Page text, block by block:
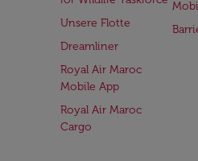
Unsere Flotte
Dreamliner
Royal Air Maroc
Mobile App
Royal Air Maroc
Cargo